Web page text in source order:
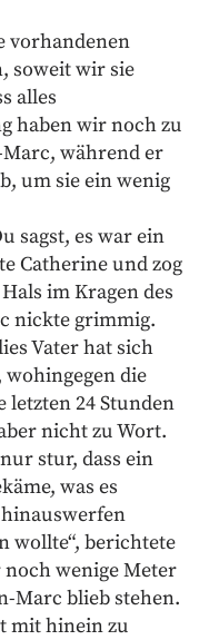
vorhandenen
soweit wir sie
alles
haben wir noch zu
Marc, während er
um sie ein wenig
sagst, es war ein
Catherine und zog
im Kragen des
nickte grimmig.
Vater hat sich
die
letzten 24 Stunden
nicht zu Wort.
stur, dass ein
was es
wollte“, berichtete
wenige Meter
Marc blieb stehen.
mit hinein zu